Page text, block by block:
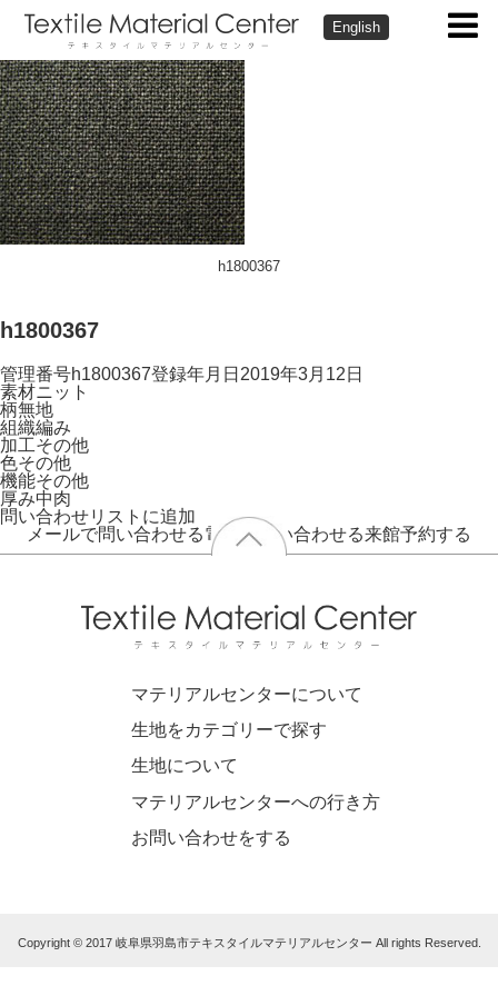
English
h1800367
h1800367
管理番号h1800367登録年月日 2019年3月12日
素材ニット
柄無地
組織編み
加工その他
色その他
機能その他
厚み中肉
問い合わせリストに追加
メールで問い合わせる電話で問い合わせる来館予約する
マテリアルセンターについて
生地をカテゴリーで探す
生地について
マテリアルセンターへの行き方
お問い合わせをする
Copyright © 2017 岐阜県羽島市テキスタイルマテリアルセンター All rights Reserved.